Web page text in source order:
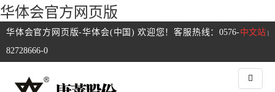
华体会官方网页版
中文站 |
华体会官方网页版-华体会(中国) 欢迎您！客服热线：0576-
82728666-0